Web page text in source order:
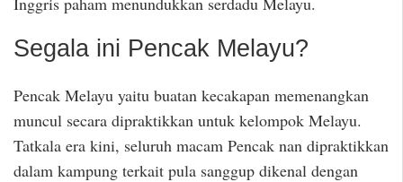
Segala ini Pencak Melayu?
Pencak Melayu yaitu buatan kecakapan memenangkan
muncul secara dipraktikkan untuk kelompok Melayu.
Tatkala era kini, seluruh macam Pencak nan dipraktikkan
dalam kampung terkait pula sanggup dikenal dengan